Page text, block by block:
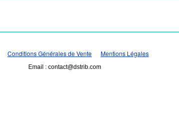
Conditions Générales de Vente Mentions Légales
Email : contact@dstrib.com